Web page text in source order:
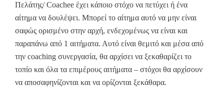
Πελάτης/ Coachee έχει κάποιο στόχο να πετύχει ή ένα
αίτημα να δουλέψει. Μπορεί το αίτημα αυτό να μην είναι
σαφώς ορισμένο στην αρχή, ενδεχομένως να είναι και
παραπάνω από 1 αιτήματα. Αυτό είναι θεμιτό και μέσα από
την coaching συνεργασία, θα αρχίσει να ξεκαθαρίζει το
τοπίο και όλα τα επιμέρους αιτήματα – στόχοι θα αρχίσουν
να αποσαφηνίζονται και να ορίζονται ξεκάθαρα.